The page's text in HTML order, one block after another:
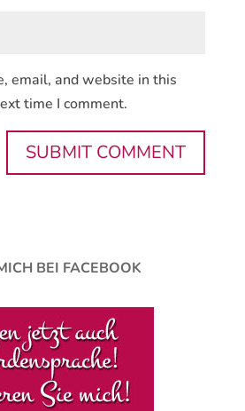
email, and website in this
time I comment.
BEI FACEBOOK